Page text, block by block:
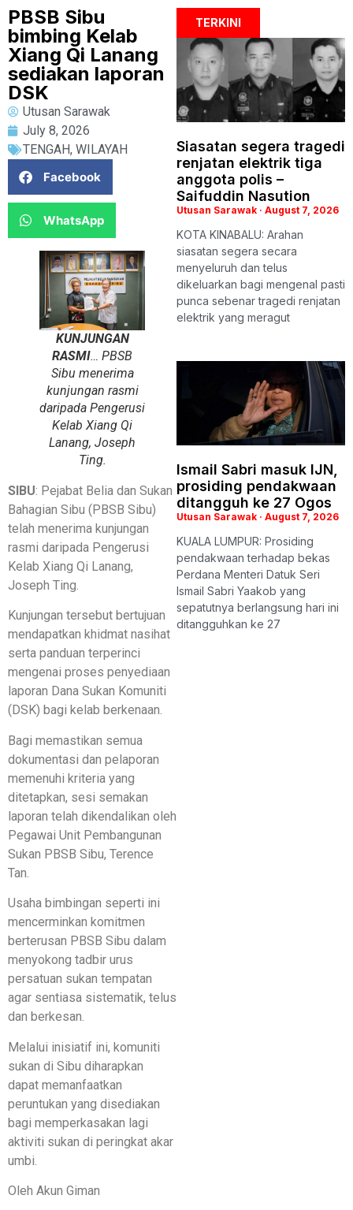
PBSB Sibu
bimbing Kelab
Xiang Qi Lanang
sediakan laporan
DSK
Utusan Sarawak
July 8, 2026
TENGAH, WILAYAH
Facebook
WhatsApp
KUNJUNGAN
RASMI… PBSB
Sibu menerima
kunjungan rasmi
daripada Pengerusi
Kelab Xiang Qi
Lanang, Joseph
Ting.
SIBU: Pejabat Belia dan Sukan
Bahagian Sibu (PBSB Sibu)
telah menerima kunjungan
rasmi daripada Pengerusi
Kelab Xiang Qi Lanang,
Joseph Ting.
Kunjungan tersebut bertujuan
mendapatkan khidmat nasihat
serta panduan terperinci
mengenai proses penyediaan
laporan Dana Sukan Komuniti
(DSK) bagi kelab berkenaan.
Bagi memastikan semua
dokumentasi dan pelaporan
memenuhi kriteria yang
ditetapkan, sesi semakan
laporan telah dikendalikan oleh
Pegawai Unit Pembangunan
Sukan PBSB Sibu, Terence
Tan.
Usaha bimbingan seperti ini
mencerminkan komitmen
berterusan PBSB Sibu dalam
menyokong tadbir urus
persatuan sukan tempatan
agar sentiasa sistematik, telus
dan berkesan.
Melalui inisiatif ini, komuniti
sukan di Sibu diharapkan
dapat memanfaatkan
peruntukan yang disediakan
bagi memperkasakan lagi
aktiviti sukan di peringkat akar
umbi.
Oleh Akun Giman
TERKINI
Siasatan segera tragedi
renjatan elektrik tiga
anggota polis –
Saifuddin Nasution
Utusan Sarawak August 7, 2026
KOTA KINABALU: Arahan
siasatan segera secara
menyeluruh dan telus
dikeluarkan bagi mengenal pasti
punca sebenar tragedi renjatan
elektrik yang meragut
Ismail Sabri masuk IJN,
prosiding pendakwaan
ditangguh ke 27 Ogos
Utusan Sarawak August 7, 2026
KUALA LUMPUR: Prosiding
pendakwaan terhadap bekas
Perdana Menteri Datuk Seri
Ismail Sabri Yaakob yang
sepatutnya berlangsung hari ini
ditangguhkan ke 27